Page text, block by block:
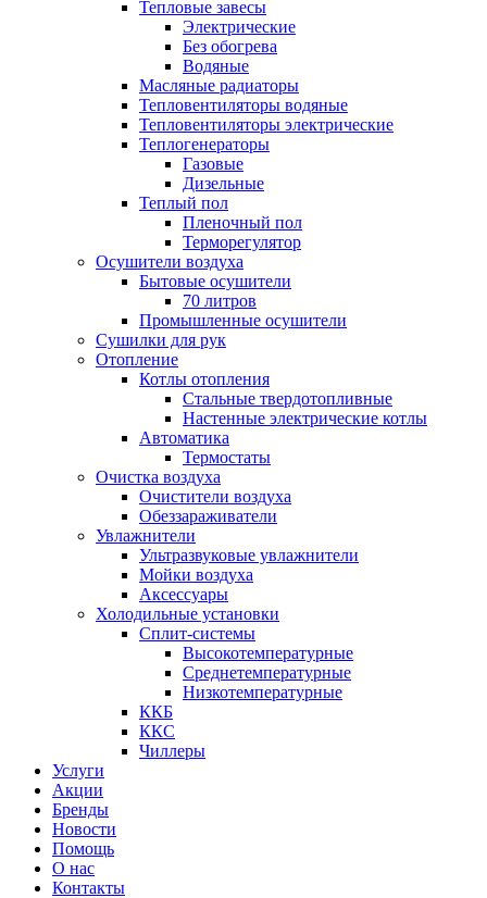
Тепловые завесы
Электрические
Без обогрева
Водяные
Масляные радиаторы
Тепловентиляторы водяные
Тепловентиляторы электрические
Теплогенераторы
Газовые
Дизельные
Теплый пол
Пленочный пол
Терморегулятор
Осушители воздуха
Бытовые осушители
70 литров
Промышленные осушители
Сушилки для рук
Отопление
Котлы отопления
Стальные твердотопливные
Настенные электрические котлы
Автоматика
Термостаты
Очистка воздуха
Очистители воздуха
Обеззараживатели
Увлажнители
Ультразвуковые увлажнители
Мойки воздуха
Аксессуары
Холодильные установки
Сплит-системы
Высокотемпературные
Среднетемпературные
Низкотемпературные
ККБ
ККС
Чиллеры
Услуги
Акции
Бренды
Новости
Помощь
О нас
Контакты